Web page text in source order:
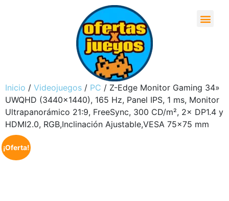
Inicio / Videojuegos / PC / Z-Edge Monitor Gaming 34»
UWQHD (3440×1440), 165 Hz, Panel IPS, 1 ms, Monitor
Ultrapanorámico 21:9, FreeSync, 300 CD/m², 2× DP1.4 y
HDMI2.0, RGB,Inclinación Ajustable,VESA 75×75 mm
¡Oferta!